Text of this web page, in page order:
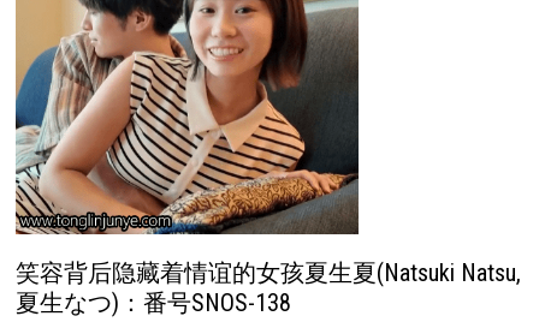
笑容背后隐藏着情谊的女孩夏生夏(Natsuki Natsu,
夏生なつ)：番号SNOS-138